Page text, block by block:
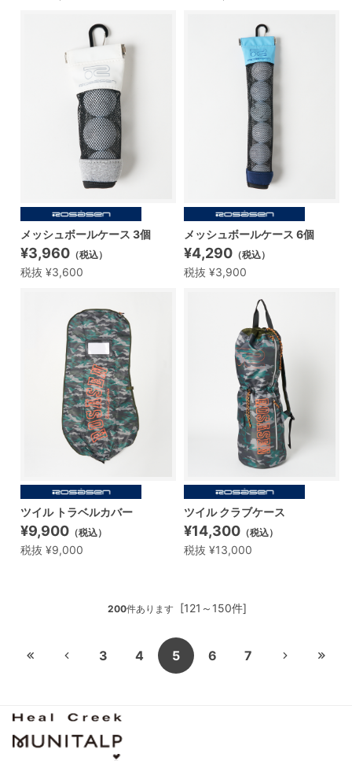
メッシュボールケース 3個
¥3,960 （税込）
税抜 ¥3,600
メッシュボールケース 6個
¥4,290 （税込）
税抜 ¥3,900
ツイル トラベルカバー
¥9,900 （税込）
税抜 ¥9,000
ツイル クラブケース
¥14,300 （税込）
税抜 ¥13,000
[121～150件]
200件あります
3 4 5 6 7